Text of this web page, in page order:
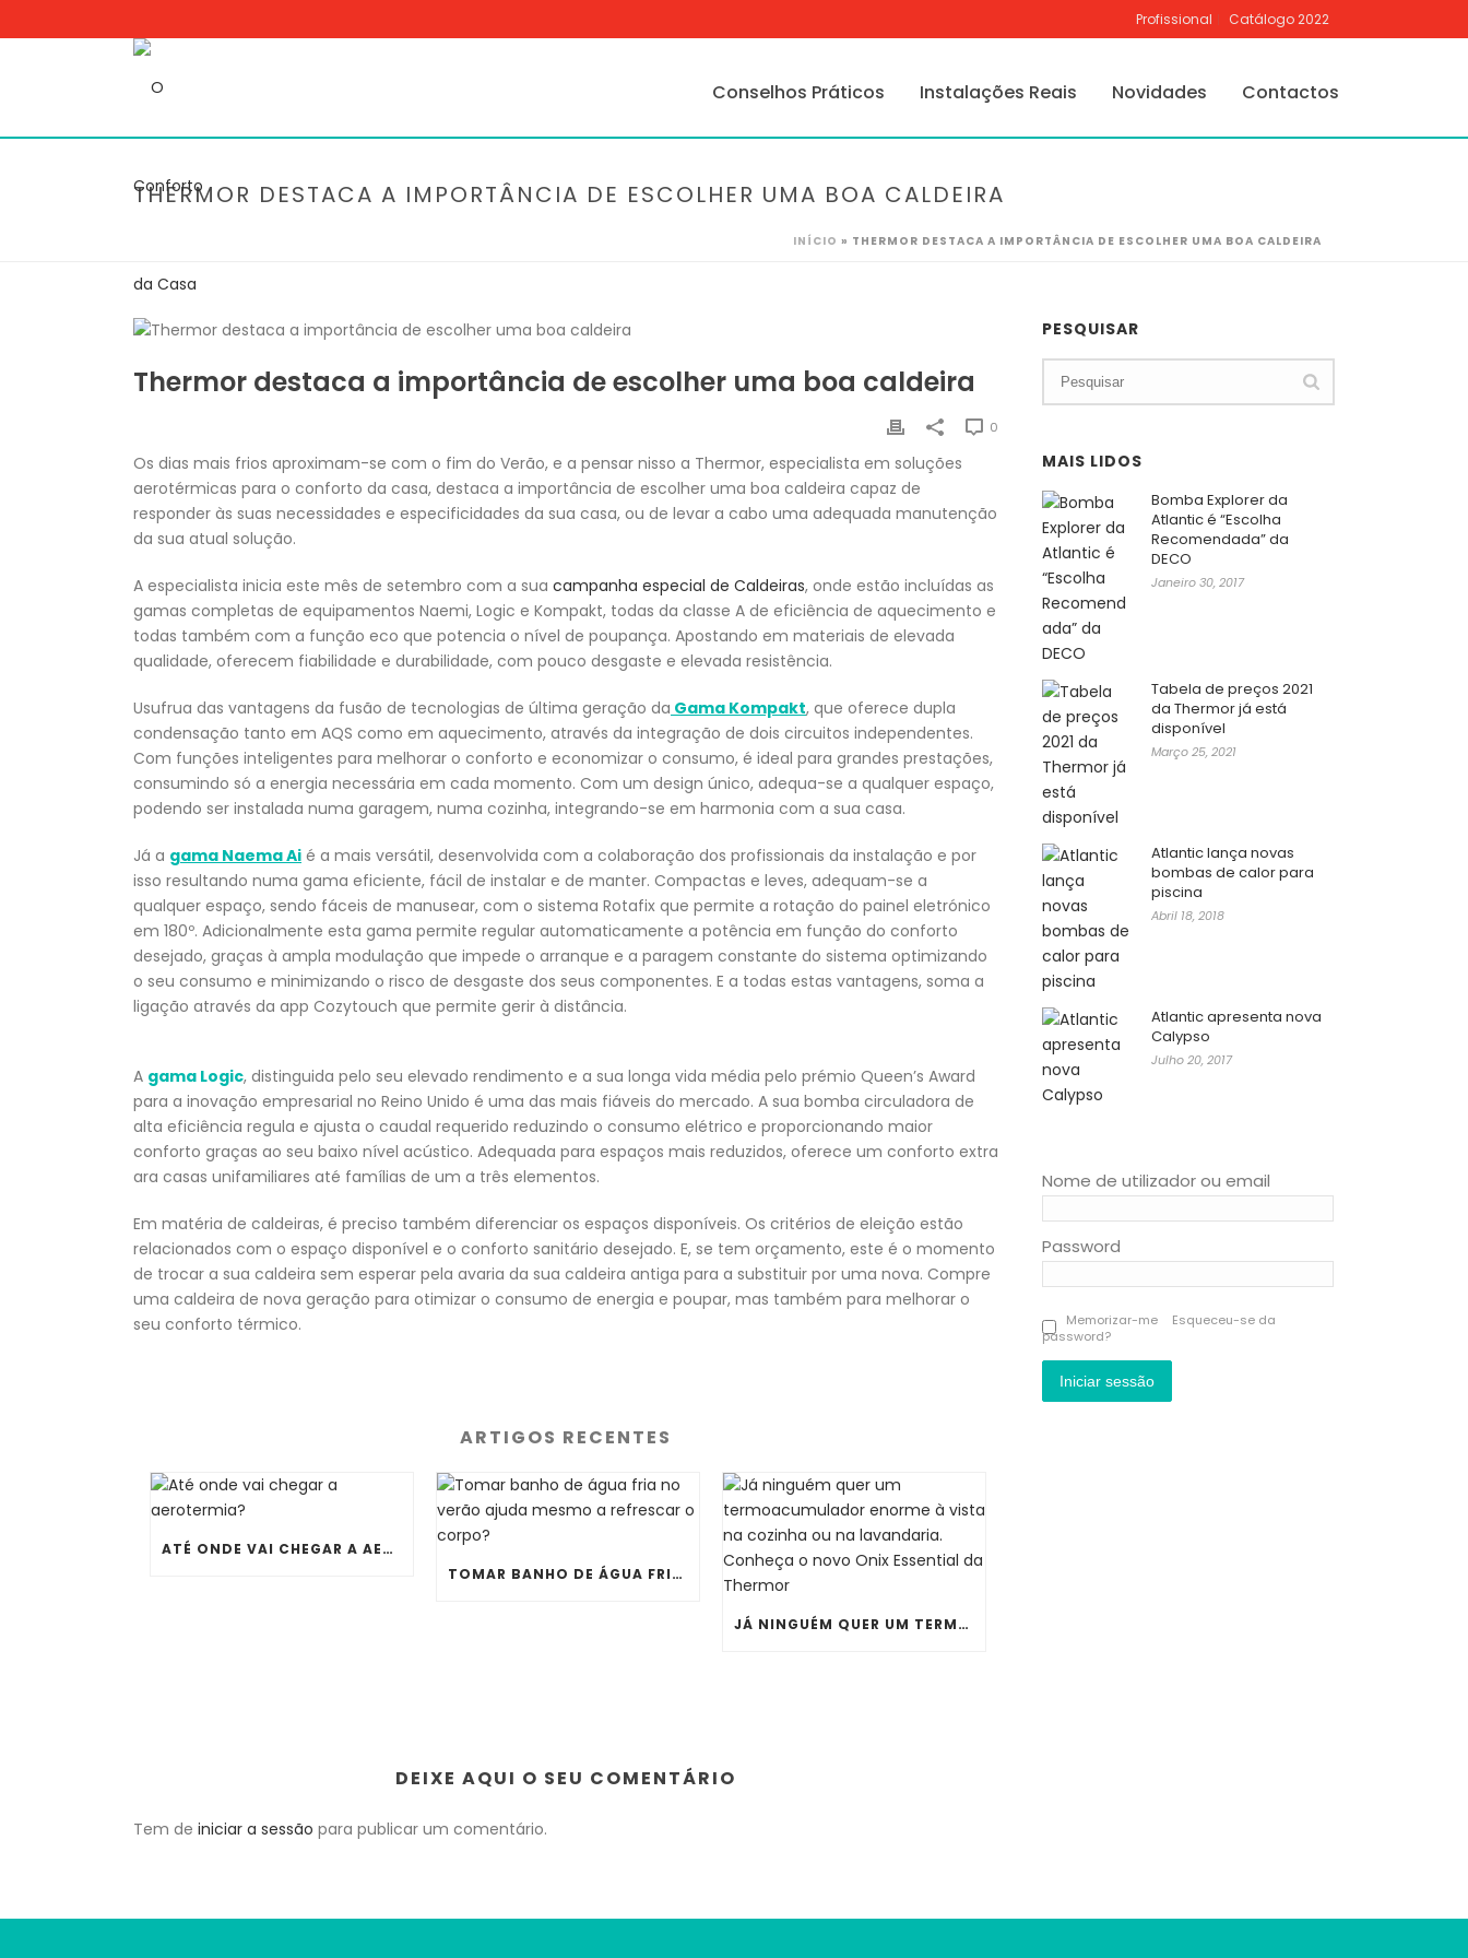
Profissional Catálogo 2022
Conselhos Práticos Instalações Reais Novidades Contactos
THERMOR DESTACA A IMPORTÂNCIA DE ESCOLHER UMA BOA CALDEIRA
INÍCIO » THERMOR DESTACA A IMPORTÂNCIA DE ESCOLHER UMA BOA CALDEIRA
Thermor destaca a importância de escolher uma boa caldeira
0
Os dias mais frios aproximam-se com o fim do Verão, e a pensar nisso a Thermor, especialista em soluções
aerotérmicas para o conforto da casa, destaca a importância de escolher uma boa caldeira capaz de
responder às suas necessidades e especificidades da sua casa, ou de levar a cabo uma adequada manutenção
da sua atual solução.
A especialista inicia este mês de setembro com a sua campanha especial de Caldeiras, onde estão incluídas as
gamas completas de equipamentos Naemi, Logic e Kompakt, todas da classe A de eficiência de aquecimento e
todas também com a função eco que potencia o nível de poupança. Apostando em materiais de elevada
qualidade, oferecem fiabilidade e durabilidade, com pouco desgaste e elevada resistência.
Usufrua das vantagens da fusão de tecnologias de última geração da Gama Kompakt, que oferece dupla
condensação tanto em AQS como em aquecimento, através da integração de dois circuitos independentes.
Com funções inteligentes para melhorar o conforto e economizar o consumo, é ideal para grandes prestações,
consumindo só a energia necessária em cada momento. Com um design único, adequa-se a qualquer espaço,
podendo ser instalada numa garagem, numa cozinha, integrando-se em harmonia com a sua casa.
Já a gama Naema Ai é a mais versátil, desenvolvida com a colaboração dos profissionais da instalação e por
isso resultando numa gama eficiente, fácil de instalar e de manter. Compactas e leves, adequam-se a
qualquer espaço, sendo fáceis de manusear, com o sistema Rotafix que permite a rotação do painel eletrónico
em 180º. Adicionalmente esta gama permite regular automaticamente a potência em função do conforto
desejado, graças à ampla modulação que impede o arranque e a paragem constante do sistema optimizando
o seu consumo e minimizando o risco de desgaste dos seus componentes. E a todas estas vantagens, soma a
ligação através da app Cozytouch que permite gerir à distância.
A gama Logic, distinguida pelo seu elevado rendimento e a sua longa vida média pelo prémio Queen’s Award
para a inovação empresarial no Reino Unido é uma das mais fiáveis do mercado. A sua bomba circuladora de
alta eficiência regula e ajusta o caudal requerido reduzindo o consumo elétrico e proporcionando maior
conforto graças ao seu baixo nível acústico. Adequada para espaços mais reduzidos, oferece um conforto extra
ara casas unifamiliares até famílias de um a três elementos.
Em matéria de caldeiras, é preciso também diferenciar os espaços disponíveis. Os critérios de eleição estão
relacionados com o espaço disponível e o conforto sanitário desejado. E, se tem orçamento, este é o momento
de trocar a sua caldeira sem esperar pela avaria da sua caldeira antiga para a substituir por uma nova. Compre
uma caldeira de nova geração para otimizar o consumo de energia e poupar, mas também para melhorar o
seu conforto térmico.
ARTIGOS RECENTES
ATÉ ONDE VAI CHEGAR A AEROTERMIA?
TOMAR BANHO DE ÁGUA FRIA NO VERÃO AJUDA MESMO A REFRESCAR O CORPO?
JÁ NINGUÉM QUER UM TERMOACUMULADOR ENORME À VISTA NA COZINHA OU NA LAVANDARIA. CONHEÇA O NOVO ONIX ESSENTIAL DA THERMOR
DEIXE AQUI O SEU COMENTÁRIO
Tem de iniciar a sessão para publicar um comentário.
PESQUISAR
MAIS LIDOS
Bomba Explorer da
Atlantic é “Escolha
Recomendada” da
DECO
Janeiro 30, 2017
Tabela de preços 2021
da Thermor já está
disponível
Março 25, 2021
Atlantic lança novas
bombas de calor para
piscina
Abril 18, 2018
Atlantic apresenta nova
Calypso
Julho 20, 2017
Nome de utilizador ou email
Password
Memorizar-me
Esqueceu-se da
password?
Iniciar sessão